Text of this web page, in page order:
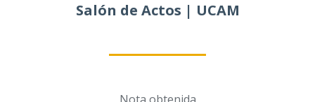
Salón de Actos | UCAM